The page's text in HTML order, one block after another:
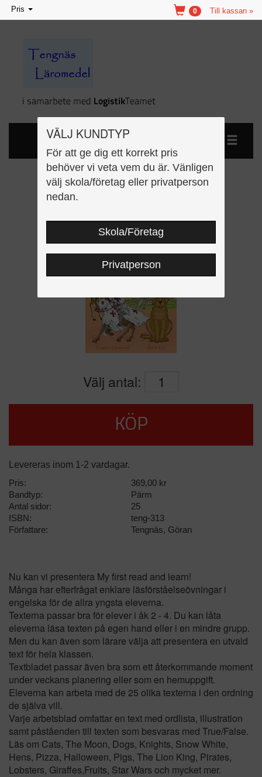
VÄLJ KUNDTYP
För att ge dig ett korrekt pris
behöver vi veta vem du är. Vänligen
välj skola/företag eller privatperson
nedan.
Skola/Företag
Privatperson
Toggle
navigation
Pris Till kassan »
0
My first read and learn
Välj antal:
KÖP
Levereras inom 1-2 vardagar.
Pris:
369,00 kr
Bandtyp:
Pärm
Antal sidor:
25
ISBN:
teng-313
Författare:
Tengnäs, Göran
Nu kan vi presentera My first read and learn!
Många har efterfrågat enklare läsförståelseövningar i
engelska för de allra yngsta eleverna.
Texterna passar bra för elever i åk 2 - 4. Du kan låta
eleverna läsa texten på egen hand eller i en mindre grupp.
Men du kan även som lärare välja att presentera en utvald
text för hela klassen.
Textbladet passar även bra som ett återkommande moment
under veckans planering eller som en hemuppgift.
Eleverna kan arbeta med de 25 olika texterna i den ordning
de själva vill.
Varje arbetsblad omfattar en text med ordlista, illustration
samt påståenden till texten som besvaras med True/False.
Läs om Cats, The Moon, Dogs, Knights, Snow White,
Hens, Pizza, Halloween, Pigs, The Lion King, Pirates,
Lobsters, Giraffes,Fruits, Star Wars och mycket mer.